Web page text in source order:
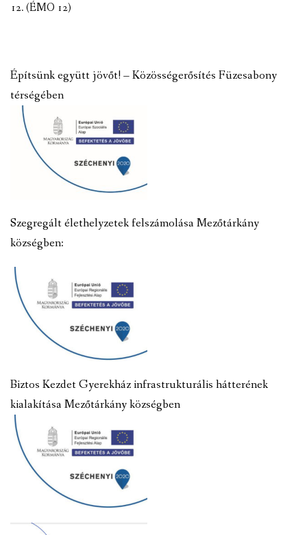
12. (ÉMO 12)
Építsünk együtt jövőt! – Közösségerősítés Füzesabony
térségében
Szegregált élethelyzetek felszámolása Mezőtárkány
községben:
Biztos Kezdet Gyerekház infrastrukturális hátterének
kialakítása Mezőtárkány községben